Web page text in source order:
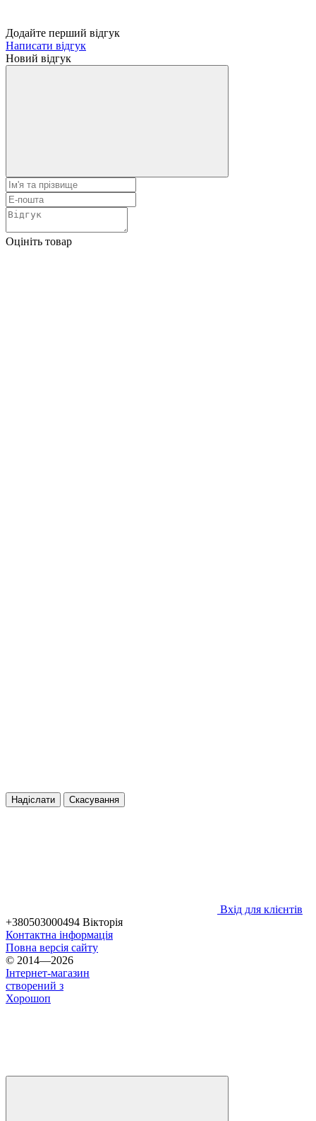
Додайте перший відгук
Написати відгук
Новий відгук
Оцініть товар
Надіслати Скасування
Вхід для клієнтів
+380503000494 Вікторія
Контактна інформація
Повна версія сайту
© 2014—2026
Інтернет-магазин
створений з
Хорошоп